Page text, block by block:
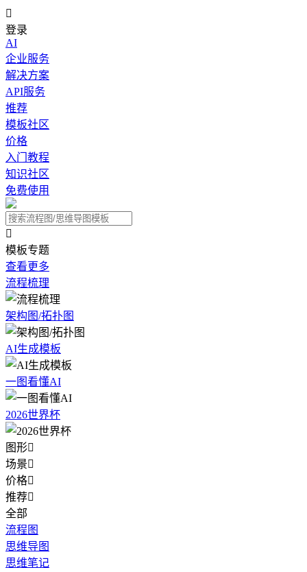

登录
AI
企业服务
解决方案
API服务
推荐
模板社区
价格
入门教程
知识社区
免费使用

模板专题
查看更多
流程梳理
架构图/拓扑图
AI生成模板
一图看懂AI
2026世界杯
图形
场景
价格
推荐
全部
流程图
思维导图
思维笔记